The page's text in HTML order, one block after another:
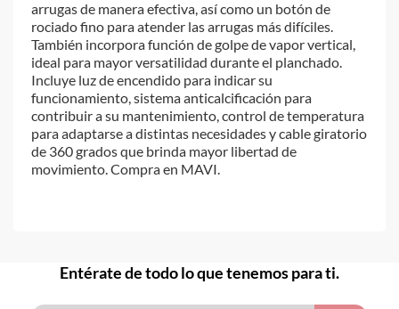
arrugas de manera efectiva, así como un botón de
rociado fino para atender las arrugas más difíciles.
También incorpora función de golpe de vapor vertical,
ideal para mayor versatilidad durante el planchado.
Incluye luz de encendido para indicar su
funcionamiento, sistema anticalcificación para
contribuir a su mantenimiento, control de temperatura
para adaptarse a distintas necesidades y cable giratorio
de 360 grados que brinda mayor libertad de
movimiento. Compra en MAVI.
Entérate de todo lo que tenemos para ti.